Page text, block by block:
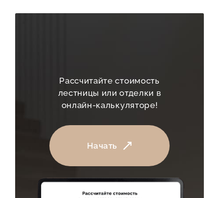
Рассчитайте стоимость
лестницы или отделки в
онлайн-калькуляторе!
Начать